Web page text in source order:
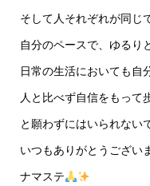
そして人それぞれが同じ
自分のペースで、ゆるり
日常の生活においても自
人と比べず自信をもって
と願わずにはいられない
いつもありがとうござい
ナマステ